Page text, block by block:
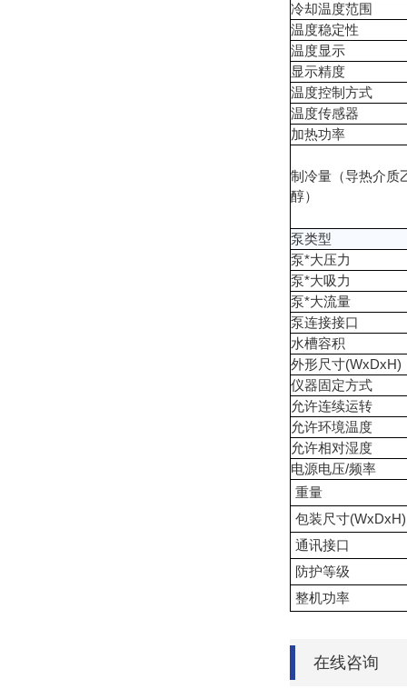
冷却温度范围
温度稳定性
温度显示
显示精度
温度控制方式
温度传感器
加热功率
制冷量（导热介质
醇）
泵类型
泵*大压力
泵*大吸力
泵*大流量
泵连接接口
水槽容积
外形尺寸(WxDxH)
仪器固定方式
允许连续运转
允许环境温度
允许相对湿度
电源电压/频率
重量
包装尺寸(WxDxH)
通讯接口
防护等级
整机功率
在线咨询